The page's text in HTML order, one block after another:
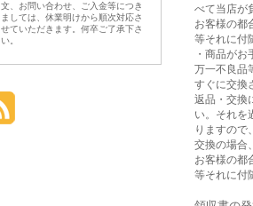
べて当店が
お客様の都
等それに付
・商品がお
万一不良品
すぐに交換
返品・交換
い。それを
りますので
交換の場合
お客様の都
等それに付
文、お問い合わせ、ご入金等につき
ましては、休業明けから順次対応さ
せていただきます。何卒ご了承下さ
い。